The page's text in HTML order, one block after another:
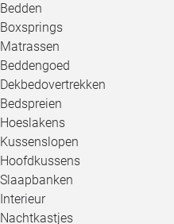
Bedden
Boxsprings
Matrassen
Beddengoed
Dekbedovertrekken
Bedspreien
Hoeslakens
Kussenslopen
Hoofdkussens
Slaapbanken
Interieur
Nachtkastjes